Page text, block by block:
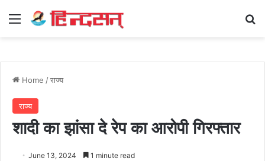
Menu
Home /राज्य
राज्य
शादी का झांसा दे रेप का आरोपी गिरफ्तार
June 13, 2024 1 minute read